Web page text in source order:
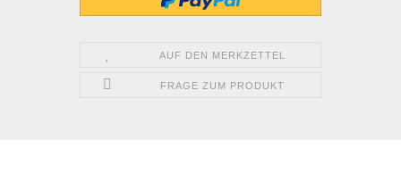
AUF DEN MERKZETTEL
FRAGE ZUM PRODUKT